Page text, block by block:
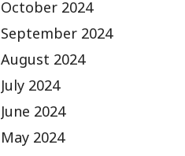
October 2024
September 2024
August 2024
July 2024
June 2024
May 2024